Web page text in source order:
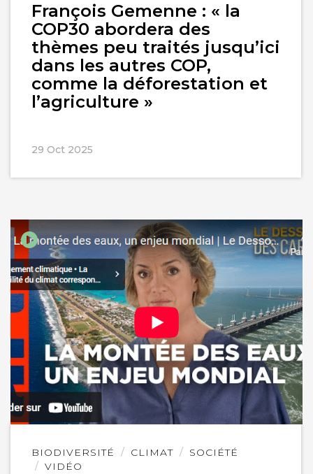
François Gemenne : « la
COP30 abordera des
thèmes peu traités jusqu’ici
dans les autres COP,
comme la déforestation et
l’agriculture »
29 Oct 2025
BIODIVERSITÉ CLIMAT
SOCIÉTÉ
VIDÉO
Lire
l'article